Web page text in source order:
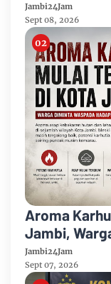
Jambi24Jam
Sept 08, 2026
Aroma
Jambi,
Puncak
Jambi24Jam
Sept 07, 2026